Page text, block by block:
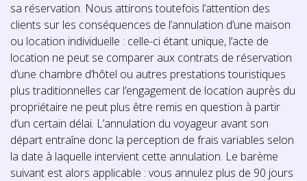
sa réservation. Nous attirons toutefois l’attention des
clients sur les conséquences de l’annulation d’une maison
ou location individuelle : celle-ci étant unique, l’acte de
location ne peut se comparer aux contrats de réservation
d’une chambre d’hôtel ou autres prestations touristiques
plus traditionnelles car l’engagement de location auprès du
propriétaire ne peut plus être remis en question à partir
d’un certain délai. L’annulation du voyageur avant son
départ entraîne donc la perception de frais variables selon
la date à laquelle intervient cette annulation. Le barème
suivant est alors applicable : vous annulez plus de 90 jours